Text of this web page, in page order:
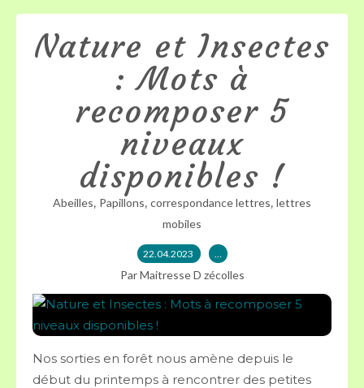
Nature et Insectes
: Mots à
recomposer 5
niveaux
disponibles !
Abeilles, Papillons, correspondance lettres, lettres
mobiles
22.04.2023 …
Par Maitresse D zécolles
Nos sorties en forêt nous amène depuis le
début du printemps à rencontrer des petites